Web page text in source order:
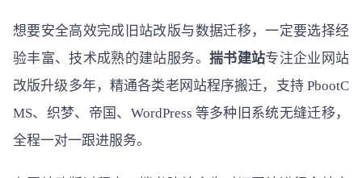
想要安全高效完成旧站改版与数据迁移，一定要选择经
验丰富、技术成熟的建站服务。 揣书建站专注企业网站
改版升级多年，精通各类老网站程序搬迁，支持 PbootC
MS、织梦、帝国、WordPress 等多种旧系统无缝迁移，
全程一对一跟进服务。